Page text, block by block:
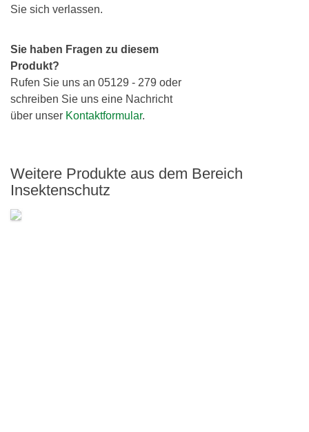
Sie sich verlassen.
Sie haben Fragen zu diesem
Produkt?
Rufen Sie uns an 05129 - 279 oder
schreiben Sie uns eine Nachricht
über unser Kontaktformular.
Weitere Produkte aus dem Bereich
Insektenschutz